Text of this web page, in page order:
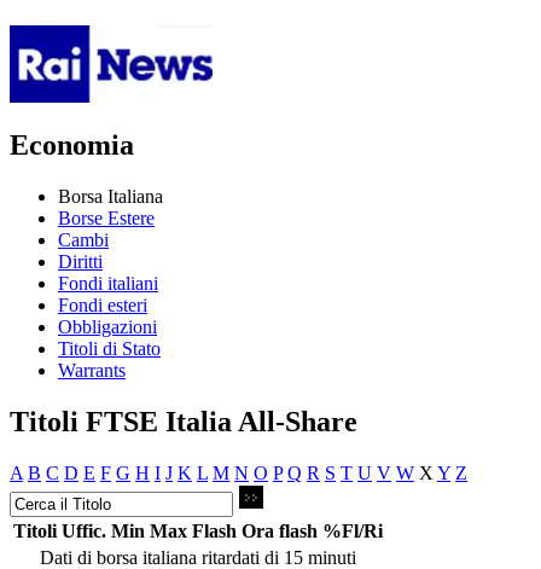
Economia
Borsa Italiana
Borse Estere
Cambi
Diritti
Fondi italiani
Fondi esteri
Obbligazioni
Titoli di Stato
Warrants
Titoli FTSE Italia All-Share
A B C D E F G H I J K L M N O P Q R S T U V W X Y Z
Titoli Uffic. Min Max Flash Ora flash %Fl/Ri
Dati di borsa italiana ritardati di 15 minuti